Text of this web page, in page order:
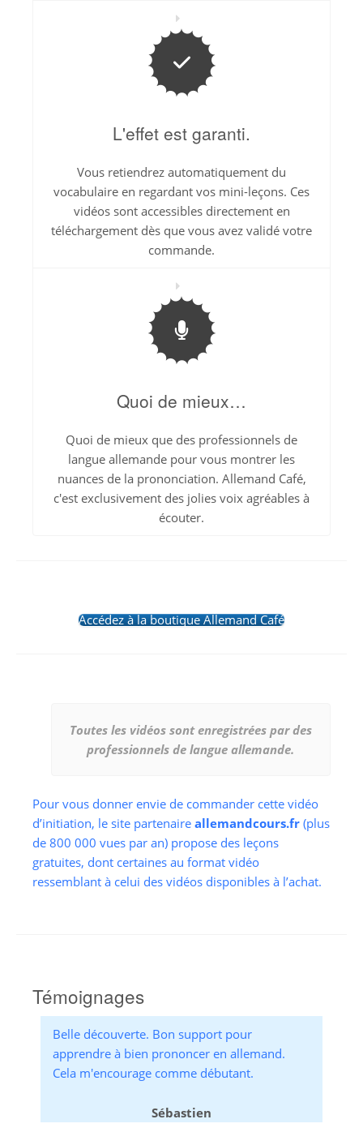
L'effet est garanti.
Vous retiendrez automatiquement du
vocabulaire en regardant vos mini-leçons. Ces
vidéos sont accessibles directement en
téléchargement dès que vous avez validé votre
commande.
Quoi de mieux…
Quoi de mieux que des professionnels de
langue allemande pour vous montrer les
nuances de la prononciation. Allemand Café,
c'est exclusivement des jolies voix agréables à
écouter.
Accédez à la boutique Allemand Café
Toutes les vidéos sont enregistrées par des
professionnels de langue allemande.
Pour vous donner envie de commander cette vidéo
d’initiation, le site partenaire allemandcours.fr (plus
de 800 000 vues par an) propose des leçons
gratuites, dont certaines au format vidéo
ressemblant à celui des vidéos disponibles à l’achat.
Témoignages
Belle découverte. Bon support pour
apprendre à bien prononcer en allemand.
Cela m'encourage comme débutant.
Sébastien